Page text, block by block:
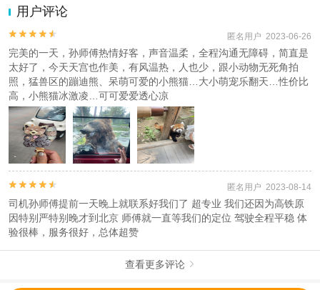
动（如跳伞、潜水、滑雪等）前，请务必仔细阅读
2.为普及旅游安全知识及旅游文明公约，使您的旅程顺利圆满完成，
特制定《去哪儿网旅游安全手册》 ，请您认真阅读并切实遵守。
用户评论

 匿名用户 2023-06-26
完美的一天，孙师傅热情好客，声音温柔，全程沟通无障碍，简直是
太好了，今天天宫也作美，有风温热，人也少，跟小动物无死角拍
照，猛兽区的蹦迪熊、呆萌可爱的小熊猫…大小萌宠乐翻天…性价比
高，小熊猫冰激凌…可可爱爱透心凉

 匿名用户 2023-08-14
司机孙师傅提前一天晚上就联系好我们了 超专业 我们还因为高铁原
因特别严特别晚才到北京 师傅就一直等我们的定位 驾驶全程平稳 体
验很棒，服务很好，总体超赞
查看更多评论 